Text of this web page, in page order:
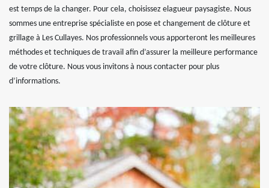
est temps de la changer. Pour cela, choisissez elagueur paysagiste. Nous
sommes une entreprise spécialiste en pose et changement de clôture et
grillage à Les Cullayes. Nos professionnels vous apporteront les meilleures
méthodes et techniques de travail afin d’assurer la meilleure performance
de votre clôture. Nous vous invitons à nous contacter pour plus
d’informations.